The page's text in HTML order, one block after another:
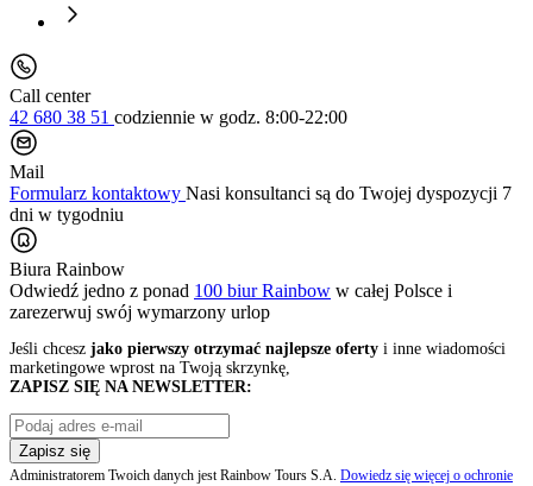
Call center
42 680 38 51 codziennie w godz. 8:00-22:00
Mail
Formularz kontaktowy Nasi konsultanci są do Twojej dyspozycji 7
dni w tygodniu
Biura Rainbow
Odwiedź jedno z ponad 100 biur Rainbow w całej Polsce i
zarezerwuj swój wymarzony urlop
Jeśli chcesz jako pierwszy otrzymać najlepsze oferty i inne wiadomości
marketingowe wprost na Twoją skrzynkę,
ZAPISZ SIĘ NA NEWSLETTER:
Zapisz się
Administratorem Twoich danych jest Rainbow Tours S.A. Dowiedz się więcej o ochronie